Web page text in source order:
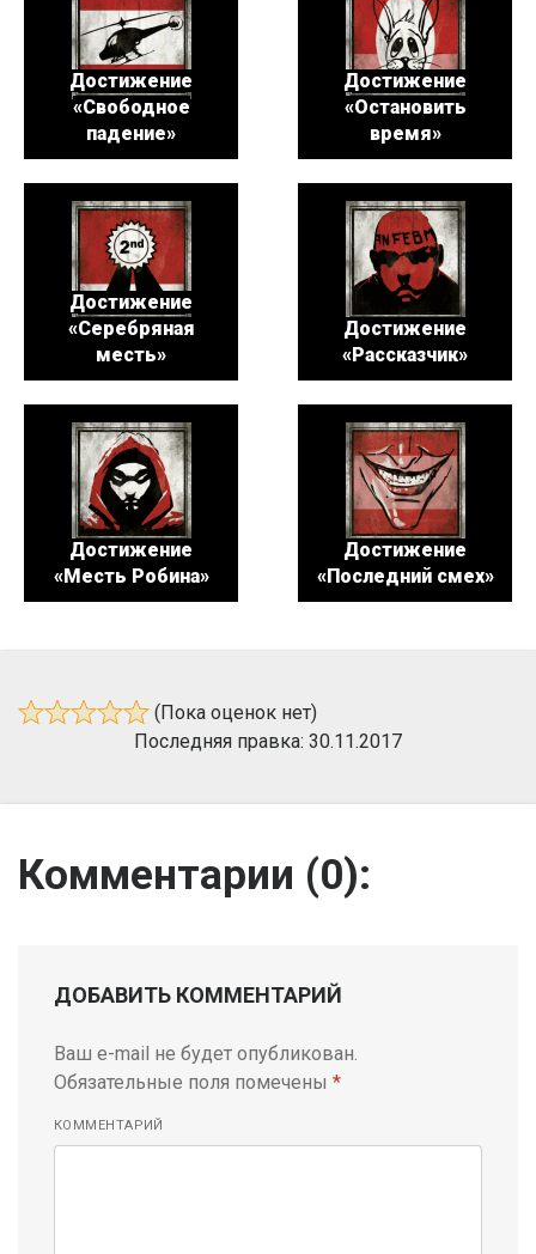
Достижение
«Свободное
падение»
Достижение
«Остановить
время»
Достижение
«Серебряная
месть»
Достижение
«Рассказчик»
Достижение
«Месть Робина»
Достижение
«Последний смех»
(Пока оценок нет)
Последняя правка: 30.11.2017
Комментарии (0):
ДОБАВИТЬ КОММЕНТАРИЙ
Ваш e-mail не будет опубликован.
Обязательные поля помечены *
КОММЕНТАРИЙ